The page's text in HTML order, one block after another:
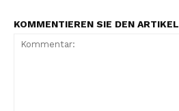
KOMMENTIEREN SIE DEN ARTIKEL